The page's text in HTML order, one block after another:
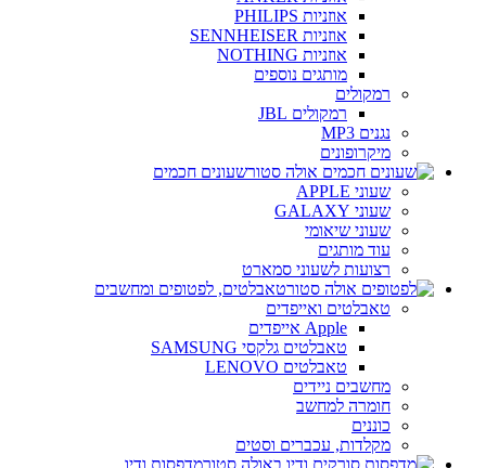
אוזניות PHILIPS
אוזניות SENNHEISER
אוזניות NOTHING
מותגים נוספים
רמקולים
רמקולים JBL
נגנים MP3
מיקרופונים
שעונים חכמים
שעוני APPLE
שעוני GALAXY
שעוני שיאומי
עוד מותגים
רצועות לשעוני סמארט
טאבלטים, לפטופים ומחשבים
טאבלטים ואייפדים
Apple אייפדים
טאבלטים גלקסי SAMSUNG
טאבלטים LENOVO
מחשבים ניידים
חומרה למחשב
כוננים
מקלדות, עכברים וסטים
מדפסות ודיו